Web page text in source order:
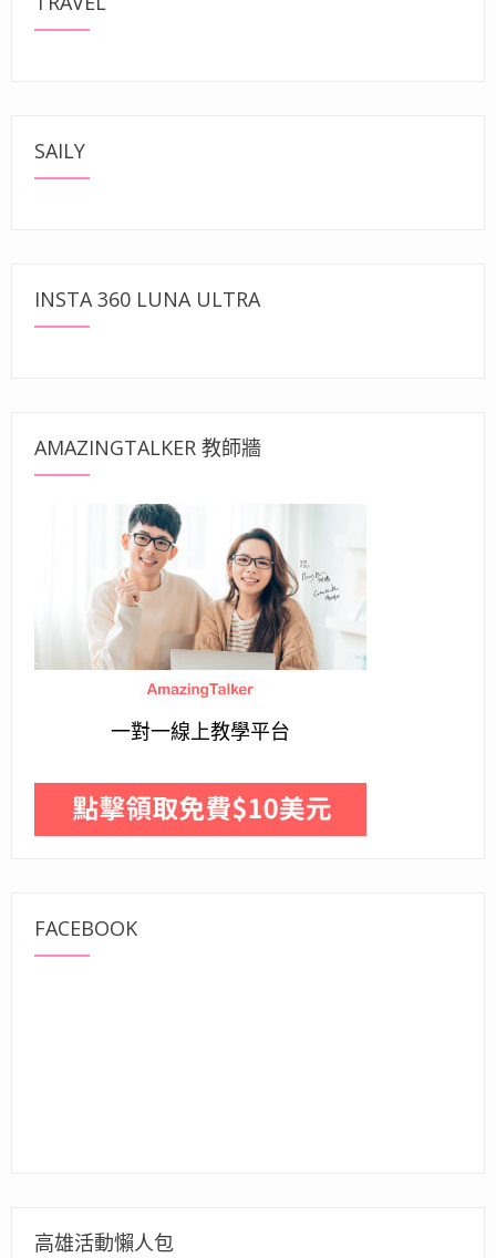
SAILY
INSTA 360 LUNA ULTRA
AMAZINGTALKER 教師牆
一對一線上教學平台
FACEBOOK
高雄活動懶人包